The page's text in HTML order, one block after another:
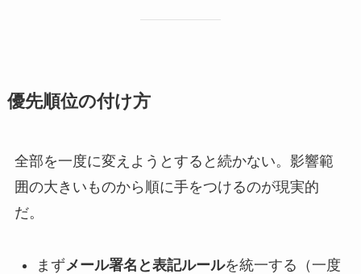
優先順位の付け方
全部を一度に変えようとすると続かない。影響範
囲の大きいものから順に手をつけるのが現実的
だ。
まずメール署名と表記ルールを統一する（一度